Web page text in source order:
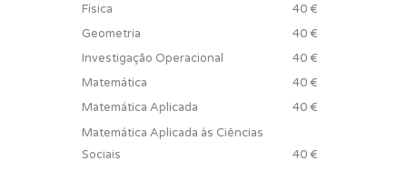
Física
40 €
Geometria
40 €
Investigação Operacional
40 €
Matemática
40 €
Matemática Aplicada
40 €
Matemática Aplicada às Ciências
Sociais
40 €